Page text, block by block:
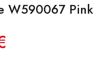
W590067 Pink